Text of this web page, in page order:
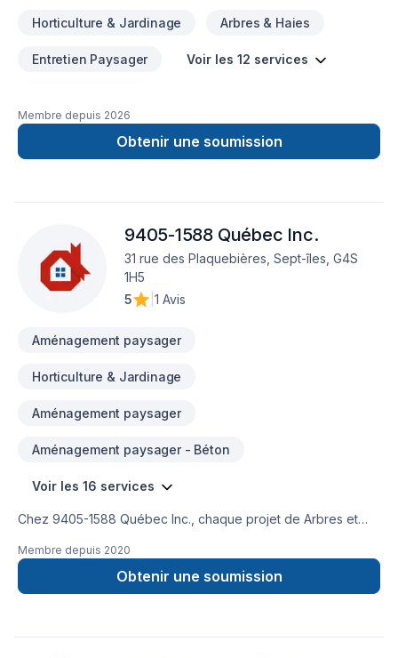
Horticulture & Jardinage Arbres & Haies
Entretien Paysager Voir les 12 services
Membre depuis 2026
Obtenir une soumission
9405-1588 Québec Inc.
31 rue des Plaquebières, Sept-îles, G4S
1H5
5
1 Avis
Aménagement paysager
Horticulture & Jardinage
Aménagement paysager
Aménagement paysager - Béton
Voir les 16 services
Chez 9405-1588 Québec Inc., chaque projet de Arbres et
Horticulture, Irrigation, Muret, Pavé uni, Paysagement, Tourbe
est l'occasion de démontrer notre engagement envers la
qualité et la satisfaction client à Abitibi-Témiscamingue,Bas
Membre depuis 2020
Obtenir une soumission